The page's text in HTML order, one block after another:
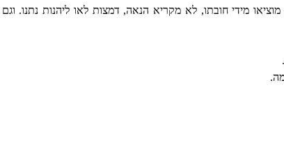
מידי חובתו, לא מקריא הנאה, דמצות לאו ליהנות נתנו. וגם